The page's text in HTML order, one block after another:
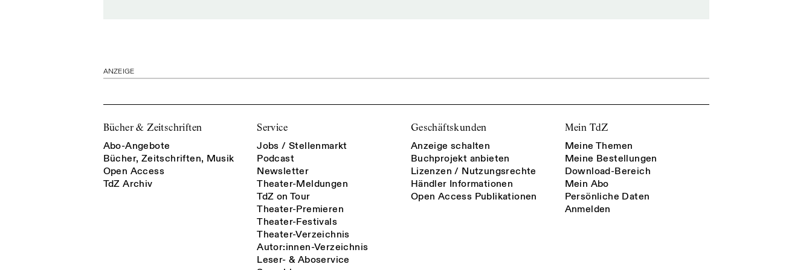
ANZEIGE
Bücher & Zeitschriften
Abo-Angebote
Bücher, Zeitschriften, Musik
Open Access
TdZ Archiv
Service
Jobs / Stellenmarkt
Podcast
Newsletter
Theater-Meldungen
TdZ on Tour
Theater-Premieren
Theater-Festivals
Theater-Verzeichnis
Autor:innen-Verzeichnis
Leser- & Aboservice
Geschäftskunden
Anzeige schalten
Buchprojekt anbieten
Lizenzen / Nutzungsrechte
Händler Informationen
Open Access Publikationen
Mein TdZ
Meine Themen
Meine Bestellungen
Download-Bereich
Mein Abo
Persönliche Daten
Anmelden